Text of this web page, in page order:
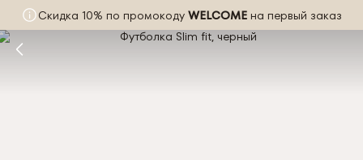
Скидка 10% по промокоду WELCOME на первый заказ